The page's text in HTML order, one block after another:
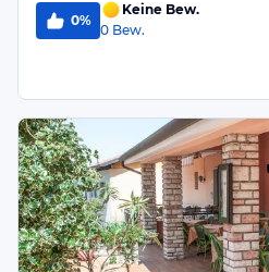
0%
Keine Bew.
0 Bew.